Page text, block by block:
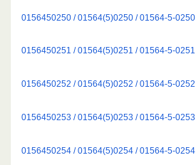
0156450250 / 01564(5)0250 / 01564-5-0250
0156450251 / 01564(5)0251 / 01564-5-0251
0156450252 / 01564(5)0252 / 01564-5-0252
0156450253 / 01564(5)0253 / 01564-5-0253
0156450254 / 01564(5)0254 / 01564-5-0254